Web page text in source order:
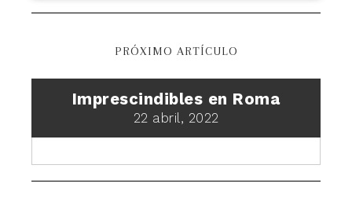
PRÓXIMO ARTÍCULO
Imprescindibles en Roma
22 abril, 2022